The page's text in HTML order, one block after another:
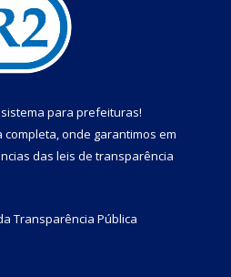
sistema para prefeituras!
completa, onde garantimos em
das leis de transparência
Transparência Pública